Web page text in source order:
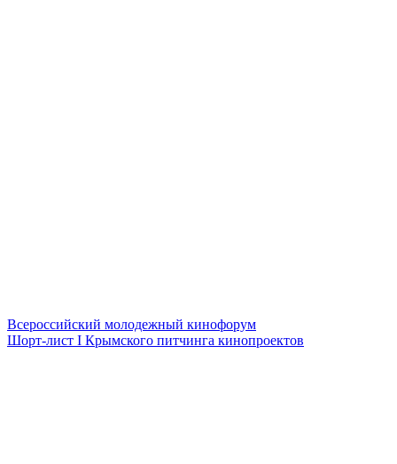
Всероссийский молодежный кинофорум
Шорт-лист I Крымского питчинга кинопроектов